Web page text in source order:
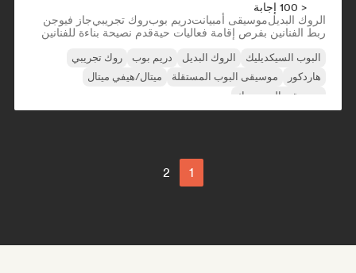
< 100 إجابة
الروك البديلموسيقى أمبيانتدريم بوبروك تجريبيجاز فيوجن
ربط الفنانين بفرص إقامة فعاليات حيةقدم نصيحة بناءة للفنانين
البوب السيكديليك الروك البديل دريم بوب
روك تجريبي
هاردكور
موسيقى البوب المستقلة
ميتال/هيفي ميتال
موسيقى البوب روك
1
2